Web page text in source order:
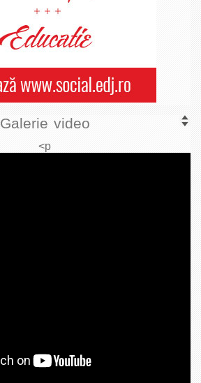
Galerie video
<p